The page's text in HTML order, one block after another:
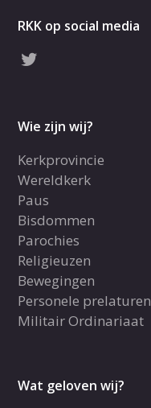
RKK op social media
Wie zijn wij?
Kerkprovincie
Wereldkerk
Paus
Bisdommen
Parochies
Religieuzen
Bewegingen
Personele prelaturen
Militair Ordinariaat
Wat geloven wij?